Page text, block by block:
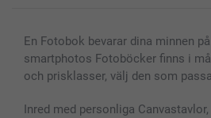
En Fotobok bevarar dina minnen
smartphotos Fotoböcker finns i
och prisklasser, välj den som
Inred med personliga